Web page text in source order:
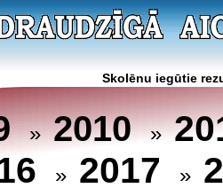
Skolēnu iegūtie
»2010»
» 2017 »